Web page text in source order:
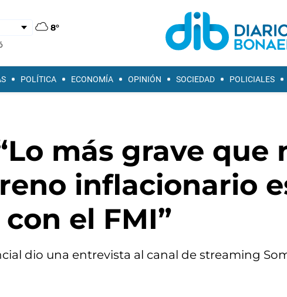
8°
POLÍTICA ECONOMÍA OPINIÓN SOCIEDAD POLICIALES
más grave que
inflacionario
el FMI”
dio una entrevista al canal de streaming